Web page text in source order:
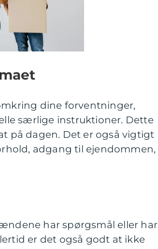
dine forventninger,
særlige instruktioner. Dette
på dagen. Det er også vigtigt
adgang til ejendommen,
har spørgsmål eller har
er det også godt at ikke